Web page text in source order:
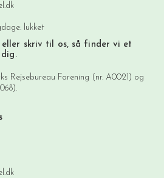
lukket
eller skriv til os, så finder vi et
Rejsebureau Forening (nr. A0021) og